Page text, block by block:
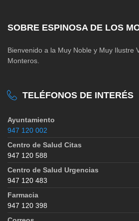
SOBRE ESPINOSA DE LOS
Bienvenido a la Muy Noble y Muy Ilustre
Monteros.
TELÉFONOS DE INTERÉS
Ayuntamiento
947 120 002
Centro de Salud Citas
947 120 588
Centro de Salud Urgencias
947 120 483
Farmacia
947 120 398